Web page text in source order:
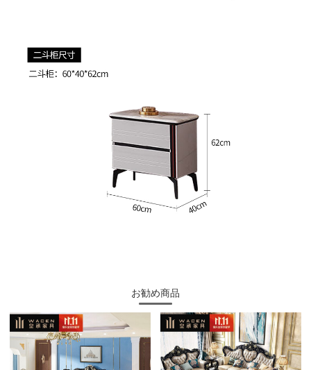
お勧め商品